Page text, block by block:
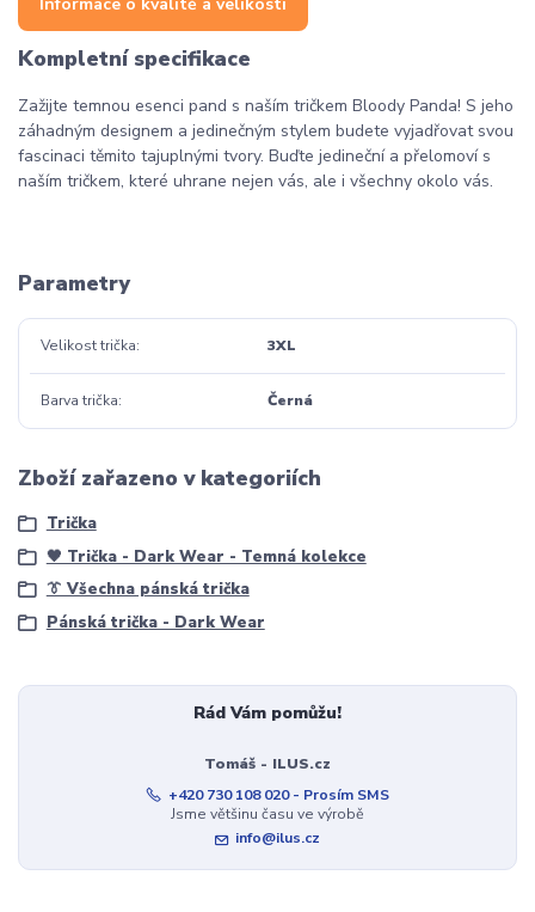
Kompletní specifikace
Zažijte temnou esenci pand s naším tričkem Bloody Panda! S jeho
záhadným designem a jedinečným stylem budete vyjadřovat svou
fascinaci těmito tajuplnými tvory. Buďte jedineční a přelomoví s
naším tričkem, které uhrane nejen vás, ale i všechny okolo vás.
Parametry
Velikost trička 3XL
Barva trička Černá
Zboží zařazeno v kategoriích
Trička
🖤 Trička - Dark Wear - Temná kolekce
👔 Všechna pánská trička
Pánská trička - Dark Wear
Rád Vám pomůžu!
Tomáš - ILUS.cz
+420 730 108 020 - Prosím SMS
Jsme většinu času ve výrobě
info@ilus.cz